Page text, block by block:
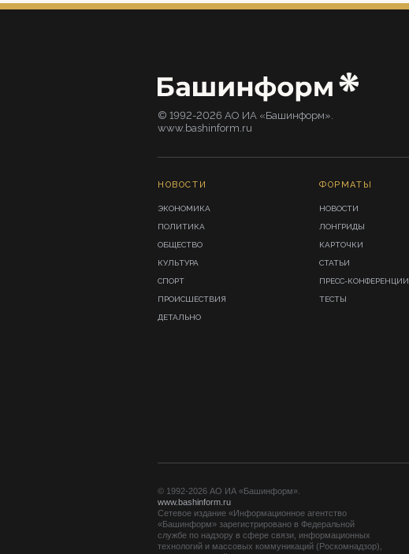
© 1992-2026 АО ИА «Башинформ».
www.bashinform.ru
НОВОСТИ
ЭКОНОМИКА
ПОЛИТИКА
ОБЩЕСТВО
КУЛЬТУРА
СПОРТ
ПРОИСШЕСТВИЯ
ДЕТАЛЬНО
ФОРМАТЫ
НОВОСТИ
ЛОНГРИДЫ
КАРТОЧКИ
СТАТЬИ
ПРЕСС-КОНФЕРЕНЦИИ
ТЕСТЫ
© 1992-2026 АО ИА «Башинформ».
www.bashinform.ru
Сетевое издание «Информационное агентство
«Башинформ» зарегистрировано в Федеральной
службе по надзору в сфере связи, информационных
технологий и массовых коммуникаций (Роскомнадзор),